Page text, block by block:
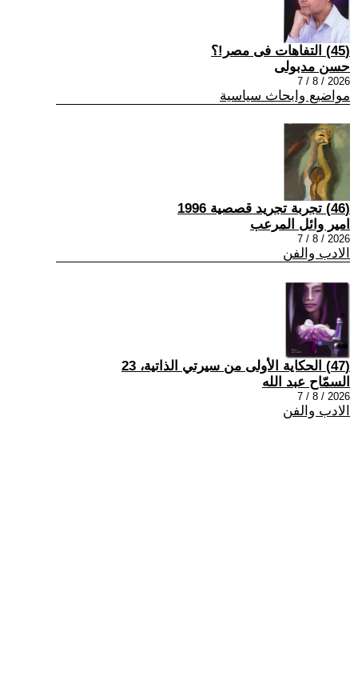
(45) التفاهات فى مصر!؟
حسن مدبولى
2026 / 8 / 7
مواضيع وابحاث سياسية
(46) تجربة تجريد قصصية 1996
امير وائل المرعب
2026 / 8 / 7
الادب والفن
(47) الحكاية الأولى من سيرتي الذاتية، 23
السمّاح عبد الله
2026 / 8 / 7
الادب والفن